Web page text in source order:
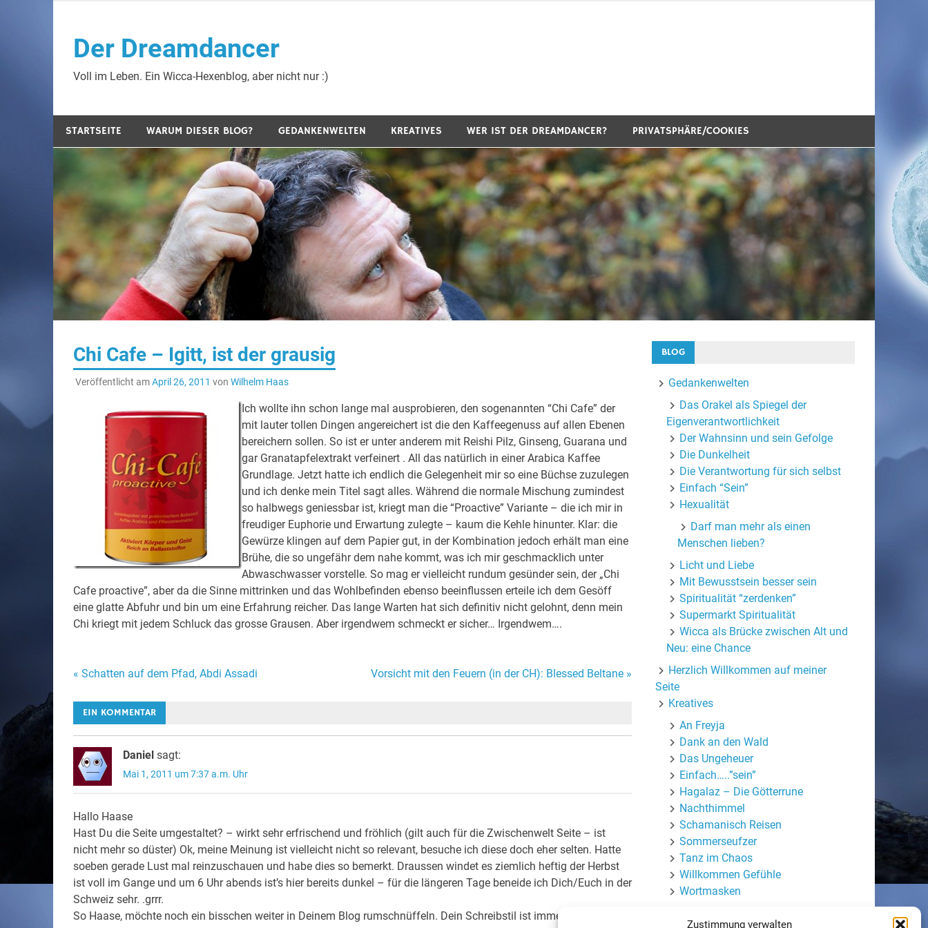
Zustimmung verwalten
springenDer Dreamdancer
Voll im Leben. Ein Wicca-Hexenblog, aber nicht nur :)
STARTSEITE WARUM DIESER BLOG? GEDANKENWELTEN KREATIVES WER IST DER DREAMDANCER? PRIVATSPHÄRE/COOKIES
Chi Cafe – Igitt, ist der grausig
Veröffentlicht amApril 26, 2011 von Wilhelm Haas
Ich wollte ihn schon lange mal ausprobieren, den sogenannten “Chi Cafe” der
mit lauter tollen Dingen angereichert ist die den Kaffeegenuss auf allen Ebenen
bereichern sollen. So ist er unter anderem mit Reishi Pilz, Ginseng, Guarana und
gar Granatapfelextrakt verfeinert . All das natürlich in einer Arabica Kaffee
Grundlage. Jetzt hatte ich endlich die Gelegenheit mir so eine Büchse zuzulegen
und ich denke mein Titel sagt alles. Während die normale Mischung zumindest
so halbwegs geniessbar ist, kriegt man die “Proactive” Variante – die ich mir in
freudiger Euphorie und Erwartung zulegte – kaum die Kehle hinunter. Klar: die
Gewürze klingen auf dem Papier gut, in der Kombination jedoch erhält man eine
Brühe, die so ungefähr dem nahe kommt, was ich mir geschmacklich unter
Abwaschwasser vorstelle. So mag er vielleicht rundum gesünder sein, der „Chi
Cafe proactive”, aber da die Sinne mittrinken und das Wohlbefinden ebenso beeinflussen erteile ich dem Gesöff
eine glatte Abfuhr und bin um eine Erfahrung reicher. Das lange Warten hat sich definitiv nicht gelohnt, denn mein
Chi kriegt mit jedem Schluck das grosse Grausen. Aber irgendwem schmeckt er sicher… Irgendwem….
Beitragsnavigation
« Schatten auf dem Pfad, Abdi Assadi Vorsicht mit den Feuern (in der CH): Blessed Beltane »
EIN KOMMENTAR
Daniel sagt:
Mai 1, 2011 um 7:37 a.m. Uhr
Hallo Haase
Hast Du die Seite umgestaltet? – wirkt sehr erfrischend und fröhlich (gilt auch für die Zwischenwelt Seite – ist
nicht mehr so düster) Ok, meine Meinung ist vielleicht nicht so relevant, besuche ich diese doch eher selten. Hatte
soeben gerade Lust mal reinzuschauen und habe dies so bemerkt. Draussen windet es ziemlich heftig der Herbst
ist voll im Gange und um 6 Uhr abends ist’s hier bereits dunkel – für die längeren Tage beneide ich Dich/Euch in der
Schweiz sehr. .grrr.
So Haase, möchte noch ein bisschen weiter in Deinem Blog rumschnüffeln. Dein Schreibstil ist immer wieder ein
BLOG
Gedankenwelten
Das Orakel als Spiegel der
Eigenverantwortlichkeit
Der Wahnsinn und sein Gefolge
Die Dunkelheit
Die Verantwortung für sich selbst
Einfach “Sein”
Hexualität
Darf man mehr als einen
Menschen lieben?
Licht und Liebe
Mit Bewusstsein besser sein
Spiritualität “zerdenken”
Supermarkt Spiritualität
Wicca als Brücke zwischen Alt und
Neu: eine Chance
Herzlich Willkommen auf meiner
Seite
Kreatives
An Freyja
Dank an den Wald
Das Ungeheuer
Einfach…..”sein”
Hagalaz – Die Götterrune
Nachthimmel
Schamanisch Reisen
Sommerseufzer
Tanz im Chaos
Willkommen Gefühle
Wortmasken